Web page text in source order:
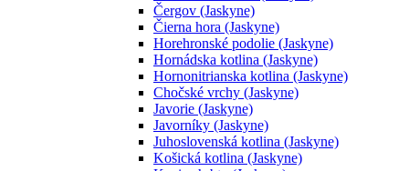
Čergov (Jaskyne)
Čierna hora (Jaskyne)
Horehronské podolie (Jaskyne)
Hornádska kotlina (Jaskyne)
Hornonitrianska kotlina (Jaskyne)
Chočské vrchy (Jaskyne)
Javorie (Jaskyne)
Javorníky (Jaskyne)
Juhoslovenská kotlina (Jaskyne)
Košická kotlina (Jaskyne)